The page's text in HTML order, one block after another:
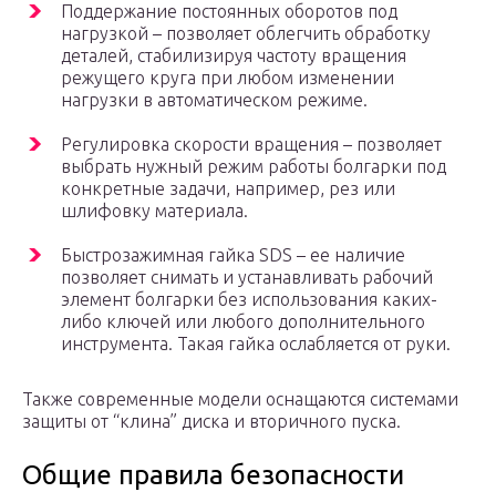
Поддержание постоянных оборотов под
нагрузкой – позволяет облегчить обработку
деталей, стабилизируя частоту вращения
режущего круга при любом изменении
нагрузки в автоматическом режиме.
Регулировка скорости вращения – позволяет
выбрать нужный режим работы болгарки под
конкретные задачи, например, рез или
шлифовку материала.
Быстрозажимная гайка SDS – ее наличие
позволяет снимать и устанавливать рабочий
элемент болгарки без использования каких-
либо ключей или любого дополнительного
инструмента. Такая гайка ослабляется от руки.
Также современные модели оснащаются системами
защиты от “клина” диска и вторичного пуска.
Общие правила безопасности